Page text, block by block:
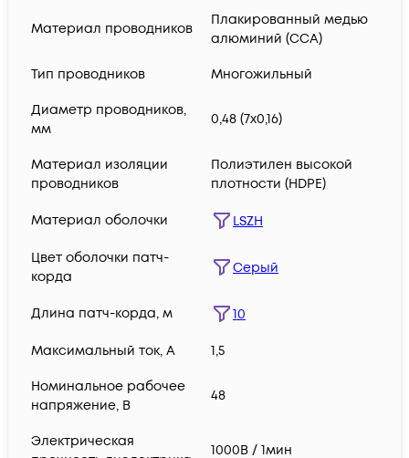
Материал проводников
Плакированный медью
алюминий (CCA)
Тип проводников Многожильный
Диаметр проводников,
мм
0,48 (7х0,16)
Материал изоляции
проводников
Полиэтилен высокой
плотности (HDPE)
Материал оболочки LSZH
Цвет оболочки патч-
корда
Серый
Длина патч-корда, м 10
Максимальный ток, А 1,5
Номинальное рабочее
напряжение, В
48
Электрическая
1000В / 1мин